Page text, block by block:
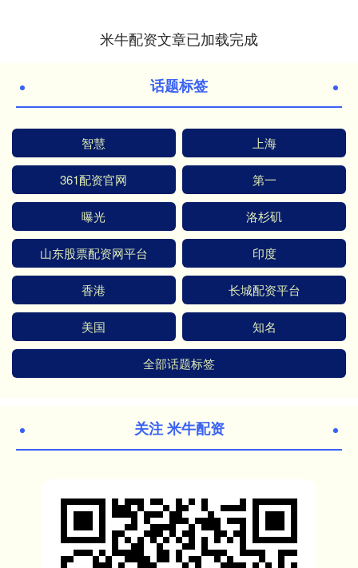
米牛配资文章已加载完成
话题标签
智慧 上海
361配资官网 第一
曝光 洛杉矶
山东股票配资网平台 印度
香港 长城配资平台
美国 知名
全部话题标签
关注 米牛配资